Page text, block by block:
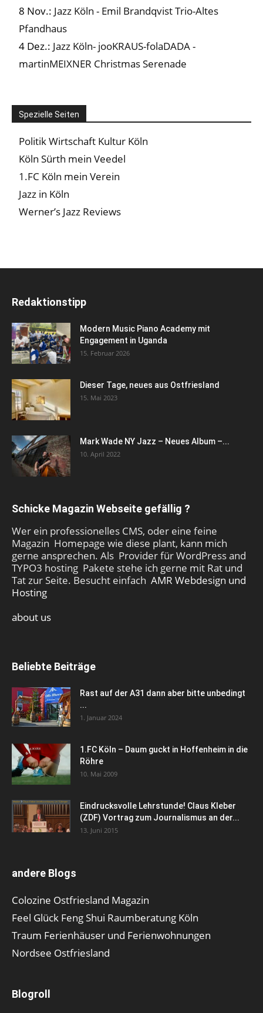
8 Nov.: Jazz Köln - Emil Brandqvist Trio-Altes
Pfandhaus
4 Dez.: Jazz Köln- jooKRAUS-folaDADA -
martinMEIXNER Christmas Serenade
Spezielle Seiten
Politik Wirtschaft Kultur Köln
Köln Sürth mein Veedel
1.FC Köln mein Verein
Jazz in Köln
Werner’s Jazz Reviews
Redaktionstipp
Modern Music Piano Academy mit
Engagement in Uganda
15. Februar 2026
Dieser Tage, neues aus Ostfriesland
15. Mai 2023
Mark Wade NY Jazz – Neues Album –...
10. April 2022
Schicke Magazin Webseite gefällig ?
Wer ein professionelles CMS, oder eine feine
Magazin Homepage wie diese plant, kann mich
gerne ansprechen. Als Provider für WordPress and
TYPO3 hosting Pakete stehe ich gerne mit Rat und
Tat zur Seite. Besucht einfach AMR Webdesign und
Hosting
about us
Beliebte Beiträge
Rast auf der A31 dann aber bitte unbedingt
...
1. Januar 2024
1.FC Köln – Daum guckt in Hoffenheim in die
Röhre
10. Mai 2009
Eindrucksvolle Lehrstunde! Claus Kleber
(ZDF) Vortrag zum Journalismus an der...
13. Juni 2015
andere Blogs
Colozine Ostfriesland Magazin
Feel Glück Feng Shui Raumberatung Köln
Traum Ferienhäuser und Ferienwohnungen
Nordsee Ostfriesland
Blogroll